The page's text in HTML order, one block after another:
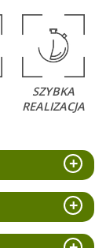
SZYBKA
REALIZACJA